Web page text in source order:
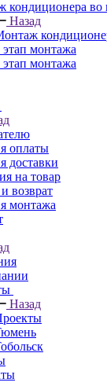
кондиционера во
Назад
этап монтажа
этап монтажа
оплаты
доставки
на товар
возврат
монтажа
Назад